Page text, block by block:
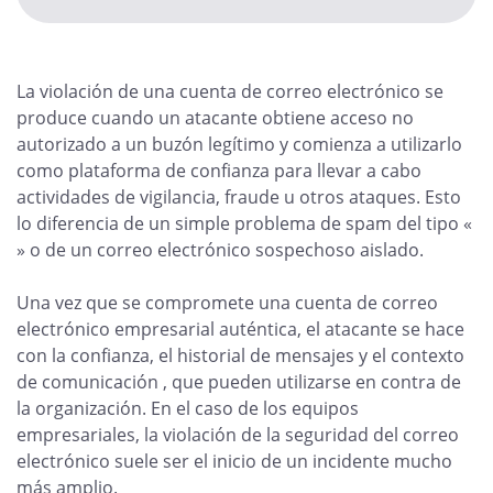
La violación de una cuenta de correo electrónico se
produce cuando un atacante obtiene acceso no
autorizado a un buzón legítimo y comienza a utilizarlo
como plataforma de confianza para llevar a cabo
actividades de vigilancia, fraude u otros ataques. Esto
lo diferencia de un simple problema de spam del tipo «
» o de un correo electrónico sospechoso aislado.
Una vez que se compromete una cuenta de correo
electrónico empresarial auténtica, el atacante se hace
con la confianza, el historial de mensajes y el contexto
de comunicación , que pueden utilizarse en contra de
la organización. En el caso de los equipos
empresariales, la violación de la seguridad del correo
electrónico suele ser el inicio de un incidente mucho
más amplio.